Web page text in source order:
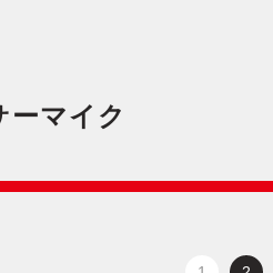
ーマイク